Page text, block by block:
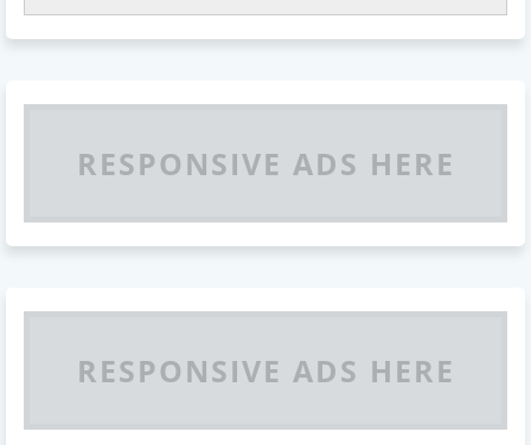
RESPONSIVE ADS HERE
RESPONSIVE ADS HERE